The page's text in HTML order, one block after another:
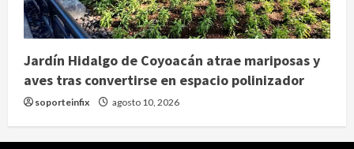
Jardín Hidalgo de Coyoacán atrae mariposas y
aves tras convertirse en espacio polinizador
soporteinfix agosto 10, 2026